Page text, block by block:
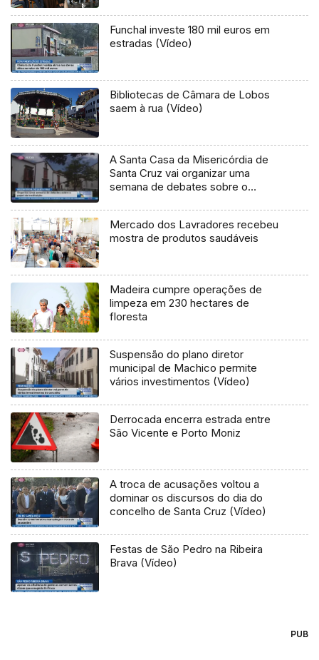
Funchal investe 180 mil euros em
estradas (Vídeo)
Bibliotecas de Câmara de Lobos
saem à rua (Vídeo)
A Santa Casa da Misericórdia de
Santa Cruz vai organizar uma
semana de debates sobre o
Mercado dos Lavradores recebeu
mostra de produtos saudáveis
Madeira cumpre operações de
limpeza em 230 hectares de
floresta
Suspensão do plano diretor
municipal de Machico permite
vários investimentos (Vídeo)
Derrocada encerra estrada entre
São Vicente e Porto Moniz
A troca de acusações voltou a
dominar os discursos do dia do
concelho de Santa Cruz (Vídeo)
Festas de São Pedro na Ribeira
Brava (Vídeo)
PUB